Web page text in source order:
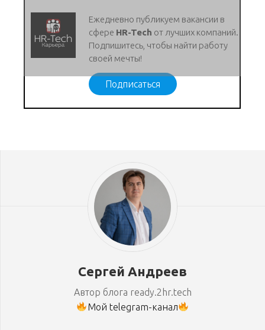
Ежедневно публикуем вакансии в
сфере HR-Tech от лучших компаний.
Подпишитесь, чтобы найти работу
своей мечты!
Подписаться
Сергей Андреев
Автор блога ready.2hr.tech
Мой telegram-канал